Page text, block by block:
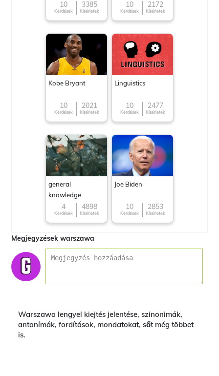
10
Kérdések
3385
Kísérletek
10
Kérdések
2172
Kísérletek
Kobe Bryant
10
Kérdések
2021
Kísérletek
Linguistics
10
Kérdések
2477
Kísérletek
general
knowledge
4
Kérdések
4898
Kísérletek
Joe Biden
10
Kérdések
2853
Kísérletek
Megjegyzések warszawa
Warszawa lengyel kiejtés jelentése, szinonimák,
antonímák, fordítások, mondatokat, sőt még többet
is.